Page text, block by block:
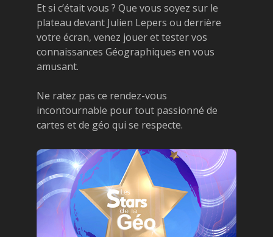
Et si c’était vous ? Que vous soyez sur le
plateau devant Julien Lepers ou derrière
votre écran, venez jouer et tester vos
connaissances Géographiques en vous
amusant.
Ne ratez pas ce rendez-vous
incontournable pour tout passionné de
cartes et de géo qui se respecte.